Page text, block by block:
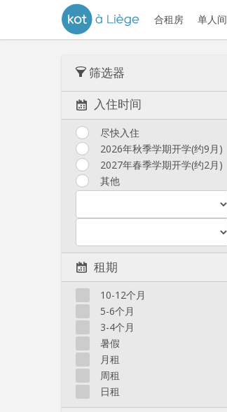
合租房 单人间
筛选器
入住时间
尽快入住
2026年秋季学期开学(约9月)
2027年春季学期开学(约2月)
其他
租期
10-12个月
5-6个月
3-4个月
暑假
月租
周租
日租